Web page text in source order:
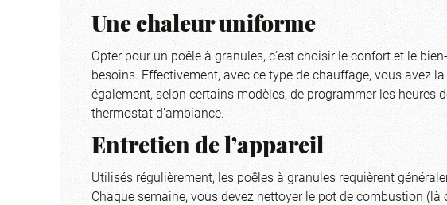
Une chaleur uniforme
Opter pour un poêle à granules, c’est choisir le confort et le
besoins. Effectivement, avec ce type de chauffage, vous avez
également, selon certains modèles, de programmer les heures
thermostat d’ambiance.
Entretien de l’appareil
Utilisés régulièrement, les poêles à granules requièrent
Chaque semaine, vous devez nettoyer le pot de combustion